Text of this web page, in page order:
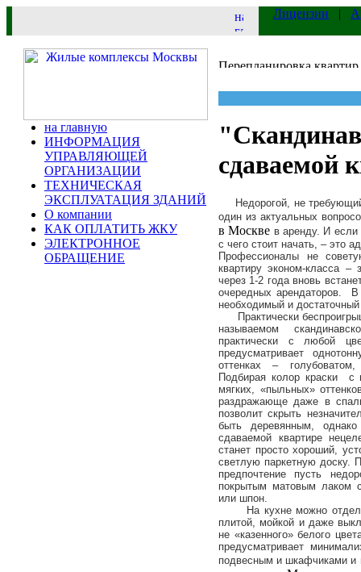
Лицензии |
на главную
ИНФОРМАЦИЯ
УПРАВЛЯЮЩЕЙ
ОРГАНИЗАЦИИ
ТЕХНИЧЕСКАЯ
ЭКСПЛУАТАЦИЯ ЗДАНИЙ
О компании
КАК ОПЛАТИТЬ ЖКУ
ЭЛЕКТРОННОЕ
ОБРАЩЕНИЕ
сдаваемой
Недорогой, не требующий
один из актуальных
в Москве в аренду. И если
с чего стоит начать, – это
Профессионалы не
квартиру эконом-класса –
через 1-2 года вновь
очередных арендаторов. В
необходимый и
Практически
называемом
практически с любой
предусматривает
оттенках –
Подбирая колор краски с
мягких, «пыльных»
раздражающе даже в
позволит скрыть
быть деревянным,
сдаваемой квартире
станет просто хороший,
светлую паркетную доску.
предпочтение пусть
покрытым матовым лаком
или шпон.
На кухне можно
плитой, мойкой и даже
не «казенного» белого
предусматривает
подвесным и шкафчиками